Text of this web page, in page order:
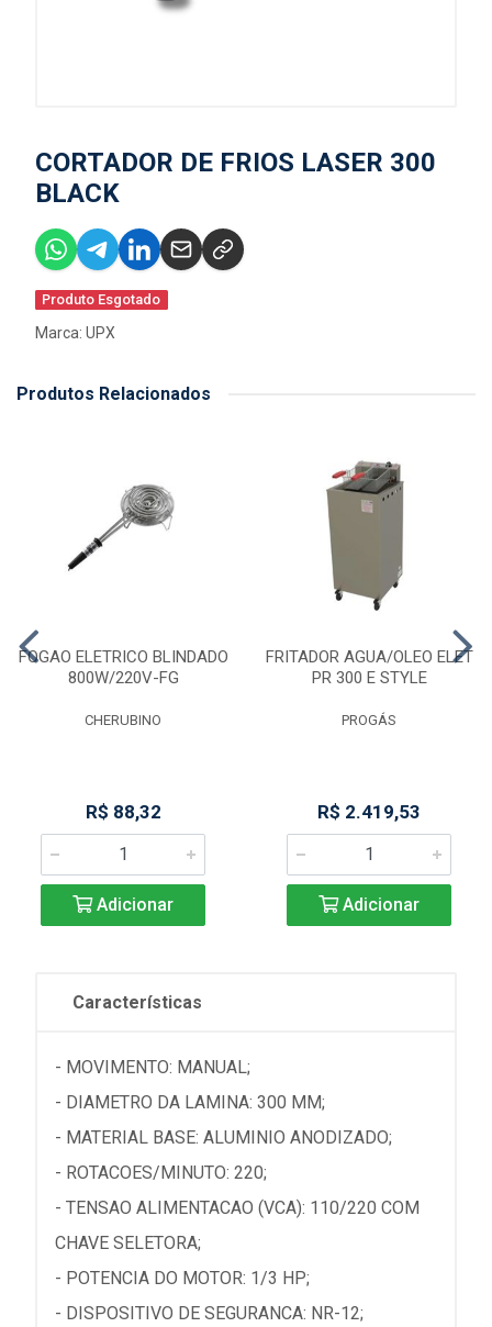
CORTADOR DE FRIOS LASER 300
BLACK
Produto Esgotado
Marca: UPX
Produtos Relacionados
FOGAO ELETRICO BLINDADO
800W/220V-FG
CHERUBINO
R$ 88,32
Adicionar
FRITADOR AGUA/OLEO ELET
PR 300 E STYLE
PROGÁS
R$ 2.419,53
Adicionar
Características
- MOVIMENTO: MANUAL;
- DIAMETRO DA LAMINA: 300 MM;
- MATERIAL BASE: ALUMINIO ANODIZADO;
- ROTACOES/MINUTO: 220;
- TENSAO ALIMENTACAO (VCA): 110/220 COM
CHAVE SELETORA;
- POTENCIA DO MOTOR: 1/3 HP;
- DISPOSITIVO DE SEGURANCA: NR-12;